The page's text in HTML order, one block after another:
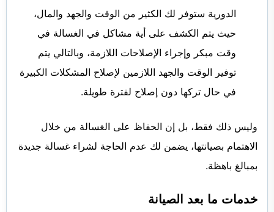
الدورية ستوفر لك الكثير من الوقت والجهد والمال،
حيث يتم الكشف على أية مشاكل في الغسالة في
وقت مبكر وإجراء الإصلاحات اللازمة، وبالتالي يتم
توفير الوقت والجهد اللازمين لإصلاح المشكلات الكبيرة
في حال تركها دون إصلاح لفترة طويلة.
وليس ذلك فقط، بل إن الحفاظ على الغسالة من خلال
الاهتمام بصيانتها، يضمن لك عدم الحاجة لشراء غسالة جديدة
بمبالغ باهظة.
خدمات ما بعد الصيانة